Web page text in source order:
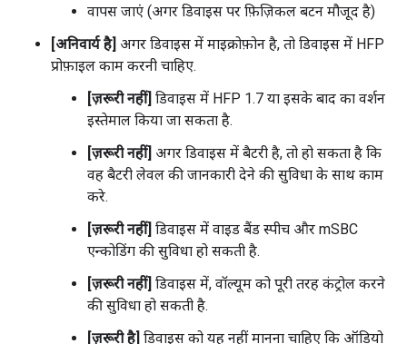
वापस जाएं (अगर डिवाइस पर फ़िज़िकल बटन मौजूद है)
[अनिवार्य है] अगर डिवाइस में माइक्रोफ़ोन है, तो डिवाइस में HFP
प्रोफ़ाइल काम करनी चाहिए.
[ज़रूरी नहीं] डिवाइस में HFP 1.7 या इसके बाद का वर्शन
इस्तेमाल किया जा सकता है.
[ज़रूरी नहीं] अगर डिवाइस में बैटरी है, तो हो सकता है कि
वह बैटरी लेवल की जानकारी देने की सुविधा के साथ काम
करे.
[ज़रूरी नहीं] डिवाइस में वाइड बैंड स्पीच और mSBC
एन्कोडिंग की सुविधा हो सकती है.
[ज़रूरी नहीं] डिवाइस में, वॉल्यूम को पूरी तरह कंट्रोल करने
की सुविधा हो सकती है.
[ज़रूरी है] डिवाइस को यह नहीं मानना चाहिए कि ऑडियो